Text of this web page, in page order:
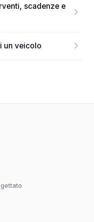
scadenze e
un veicolo